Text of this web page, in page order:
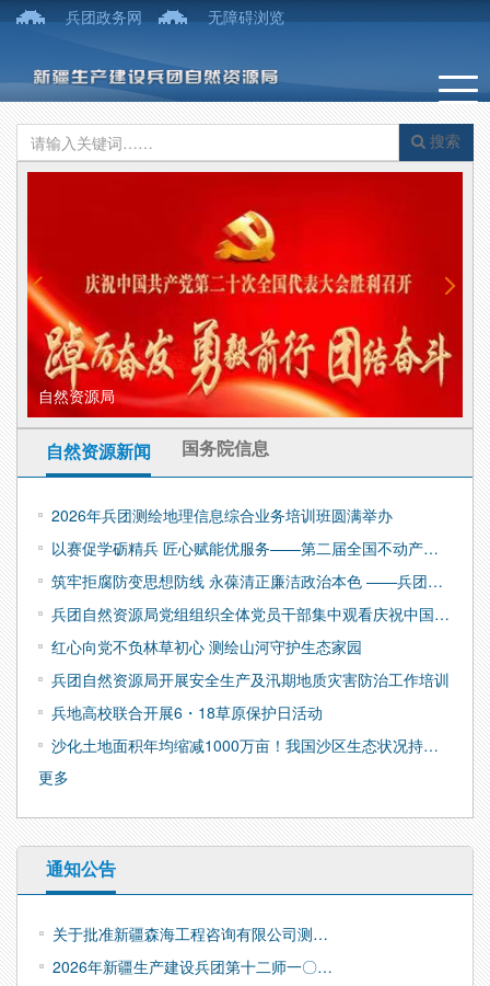
兵团政务网 无障碍浏览
搜索
自然资源局
自然资源新闻 国务院信息
2026年兵团测绘地理信息综合业务培训班圆满举办
以赛促学砺精兵 匠心赋能优服务——第二届全国不动产登记职业技能竞赛兵团选拔赛...
筑牢拒腐防变思想防线 永葆清正廉洁政治本色 ——兵团自然资源局 林业和草原局全...
兵团自然资源局党组组织全体党员干部集中观看庆祝中国共产党成立105周年大会
红心向党不负林草初心 测绘山河守护生态家园
兵团自然资源局开展安全生产及汛期地质灾害防治工作培训
兵地高校联合开展6・18草原保护日活动
沙化土地面积年均缩减1000万亩！我国沙区生态状况持续改善
更多
通知公告
关于批准新疆森海工程咨询有限公司测…
2026年新疆生产建设兵团第十二师一〇…